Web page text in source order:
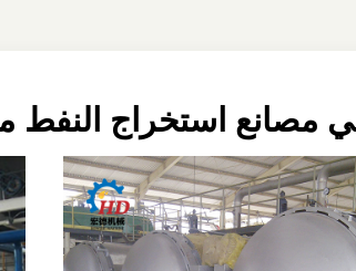
مصانع استخراج النفط